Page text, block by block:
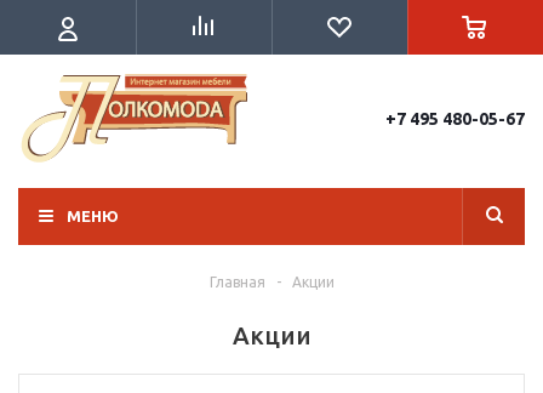
+7 495 480-05-67
МЕНЮ
Главная - Акции
Акции